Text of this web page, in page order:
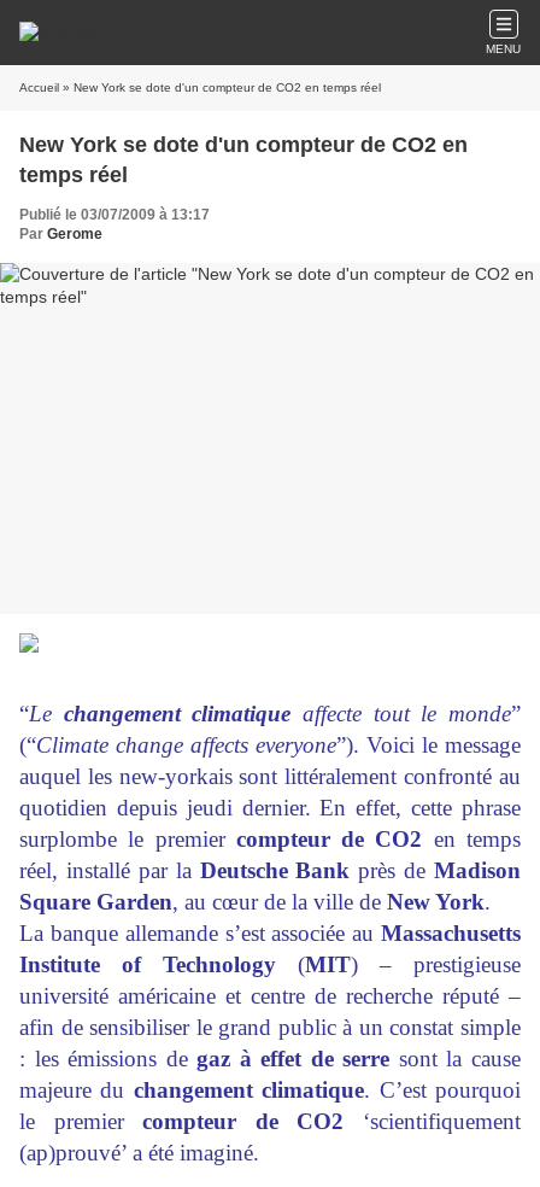
MENU
Accueil » New York se dote d'un compteur de CO2 en temps réel
New York se dote d'un compteur de CO2 en
temps réel
Publié le 03/07/2009 à 13:17
Par Gerome
“Le changement climatique affecte tout le monde”
(“Climate change affects everyone”). Voici le message
auquel les new-yorkais sont littéralement confronté au
quotidien depuis jeudi dernier. En effet, cette phrase
surplombe le premier compteur de CO2 en temps
réel, installé par la Deutsche Bank près de Madison
Square Garden, au cœur de la ville de New York.
La banque allemande s’est associée au Massachusetts
Institute of Technology (MIT) – prestigieuse
université américaine et centre de recherche réputé –
afin de sensibiliser le grand public à un constat simple
: les émissions degaz à effet de serre sont la cause
majeure du changement climatique. C’est pourquoi
le premiercompteur de CO2 ‘scientifiquement
(ap)prouvé’ a été imaginé.